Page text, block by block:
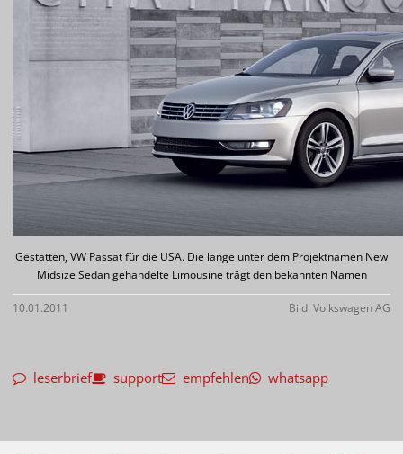
Gestatten, VW Passat für die USA. Die lange unter dem Projektnamen New
Midsize Sedan gehandelte Limousine trägt den bekannten Namen
10.01.2011 Bild: Volkswagen AG
leserbrief support empfehlen whatsapp